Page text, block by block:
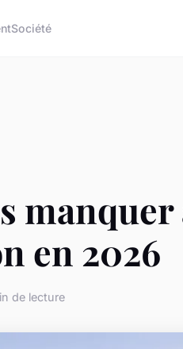
Société
manquer
en 2026
de lecture